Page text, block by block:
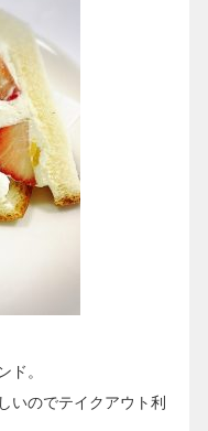
ド。
いのでテイクアウト利